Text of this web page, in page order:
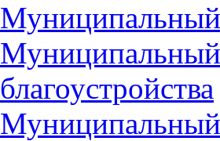
Муниципальный
благоустройства
Муниципальный